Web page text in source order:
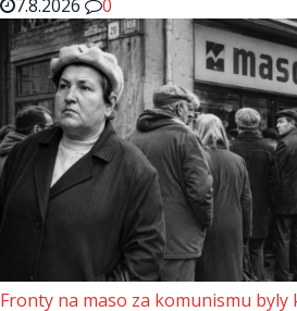
7.8.2026
0
Fronty na maso za komunismu byly